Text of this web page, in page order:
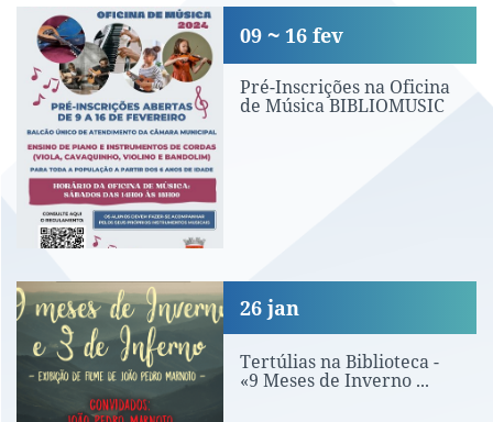
Pré-Inscrições na Oficina de Música
Pré-Inscrições na Oficina
de Música BIBLIOMUSIC
09 16 fev
Tertúlias na Biblioteca - «9 Meses de
Tertúlias na Biblioteca -
«9 Meses de Inverno ...
26 jan